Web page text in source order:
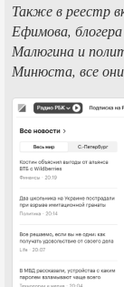
Также в реестр
Ефимова,
Малюгина и
Минюста, все